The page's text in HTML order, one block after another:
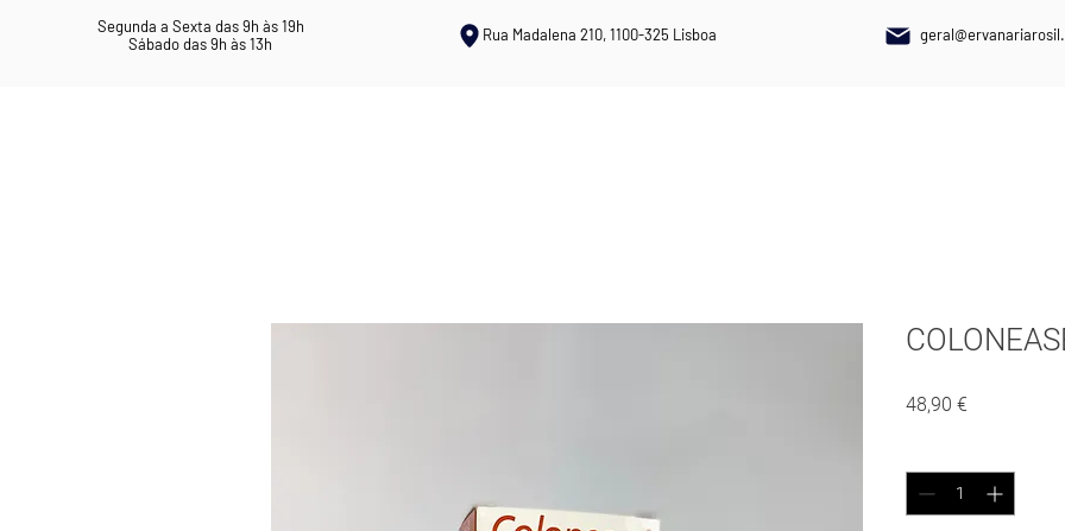
Segunda a Sexta das 9h às 19h
Sábado das 9h às 13h
Rua Madalena 210, 1100-325 Lisboa
48,90 €